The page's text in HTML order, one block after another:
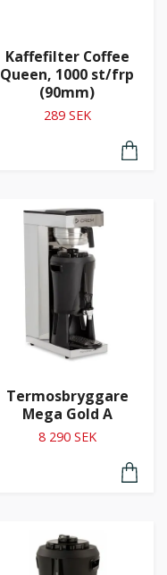
Kaffefilter Coffee
Queen, 1000 st/frp
(90mm)
289 SEK
Termosbryggare
Mega Gold A
8 290 SEK